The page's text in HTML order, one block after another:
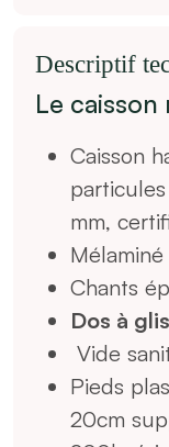
Descriptif
Le
Caisson
mm,
Chants
Dos à
Vide
Pieds
20cm